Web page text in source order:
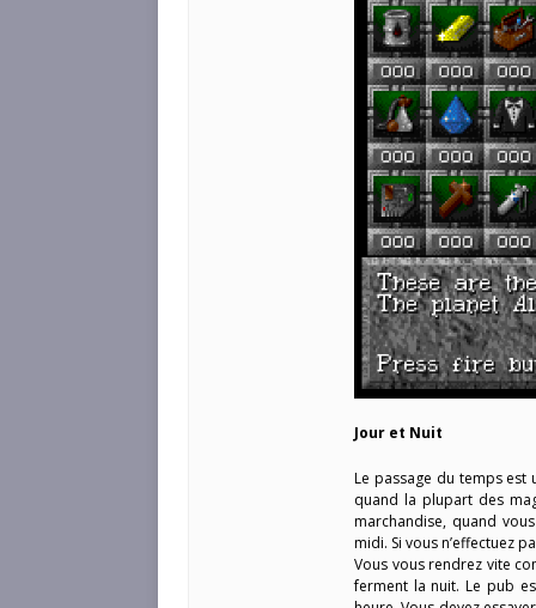
Jour et Nuit
Le passage du temps
quand la plupart des
marchandise, quand
midi. Si vous n’effectuez
Vous vous rendrez vite
ferment la nuit. Le pub